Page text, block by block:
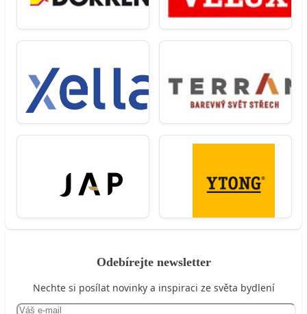
Odebírejte newsletter
Nechte si posílat novinky a inspiraci ze světa bydlení